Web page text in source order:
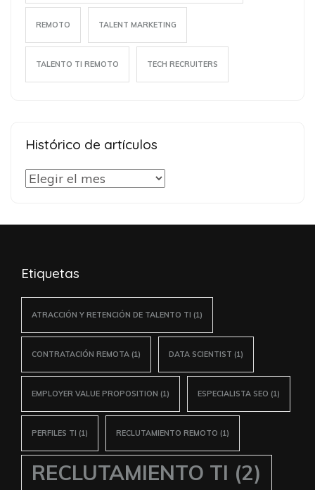
REMOTO TALENT MARKETING
TALENTO TI REMOTO TECH RECRUITERS
Histórico de artículos
Histórico
Etiquetas
ATRACCIÓN Y RETENCIÓN DE TALENTO TI (1)
CONTRATACIÓN REMOTA (1) DATA SCIENTIST (1)
EMPLOYER VALUE PROPOSITION (1) ESPECIALISTA SEO (1)
PERFILES TI (1) RECLUTAMIENTO REMOTO (1)
RECLUTAMIENTO TI (2)